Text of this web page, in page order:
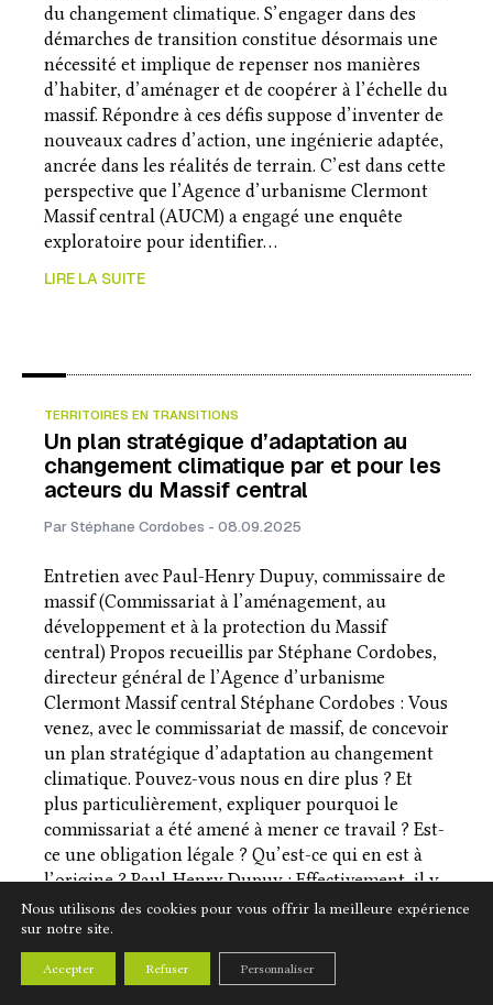
du changement climatique. S’engager dans des
démarches de transition constitue désormais une
nécessité et implique de repenser nos manières
d’habiter, d’aménager et de coopérer à l’échelle du
massif. Répondre à ces défis suppose d’inventer de
nouveaux cadres d’action, une ingénierie adaptée,
ancrée dans les réalités de terrain. C’est dans cette
perspective que l’Agence d’urbanisme Clermont
Massif central (AUCM) a engagé une enquête
exploratoire pour identifier…
LIRE LA SUITE
TERRITOIRES EN TRANSITIONS
Un plan stratégique d’adaptation au
changement climatique par et pour les
acteurs du Massif central
Par Stéphane Cordobes - 08.09.2025
Entretien avec Paul-Henry Dupuy, commissaire de
massif (Commissariat à l’aménagement, au
développement et à la protection du Massif
central) Propos recueillis par Stéphane Cordobes,
directeur général de l’Agence d’urbanisme
Clermont Massif central Stéphane Cordobes : Vous
venez, avec le commissariat de massif, de concevoir
un plan stratégique d’adaptation au changement
climatique. Pouvez-vous nous en dire plus ? Et
plus particulièrement, expliquer pourquoi le
commissariat a été amené à mener ce travail ? Est-
ce une obligation légale ? Qu’est-ce qui en est à
l’origine ? Paul-Henry Dupuy : Effectivement, il y
a une obligation légale. La loi Climat et Résilience
de 2021…
LIRE LA SUITE
Nous utilisons des cookies pour vous offrir la meilleure expérience
sur notre site.
Accepter Refuser Personnaliser